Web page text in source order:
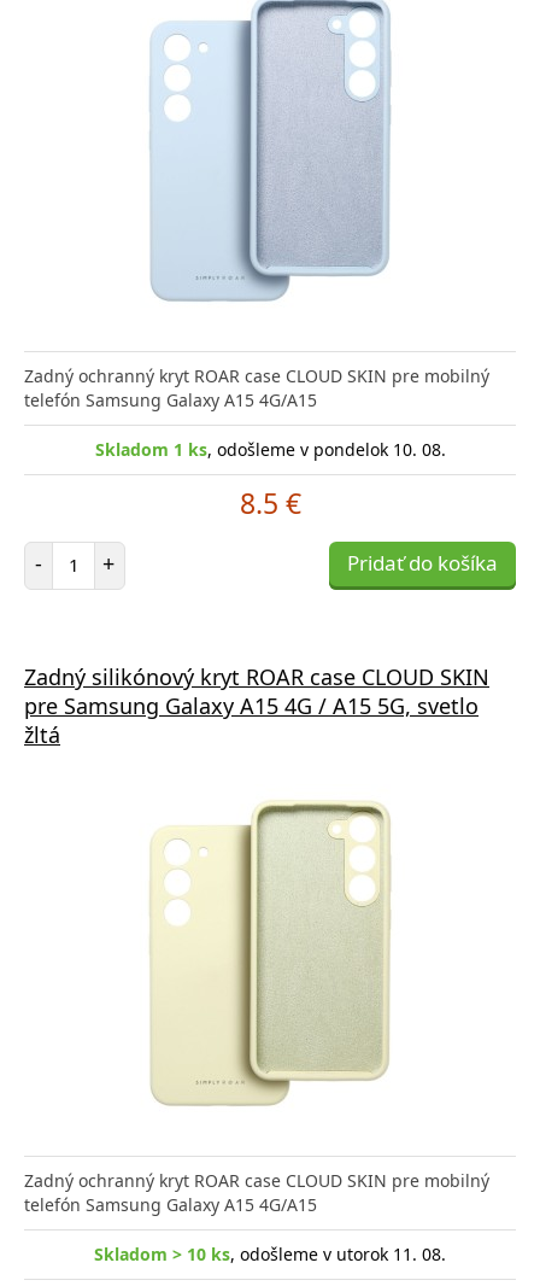
Zadný ochranný kryt ROAR case CLOUD SKIN pre mobilný
telefón Samsung Galaxy A15 4G/A15
Skladom 1 ks, odošleme v pondelok 10. 08.
8.5 €
- Počet položiek
+ Pridať do košíka
Zadný silikónový kryt ROAR case CLOUD SKIN
pre Samsung Galaxy A15 4G / A15 5G, svetlo
žltá
Zadný ochranný kryt ROAR case CLOUD SKIN pre mobilný
telefón Samsung Galaxy A15 4G/A15
Skladom > 10 ks, odošleme v utorok 11. 08.